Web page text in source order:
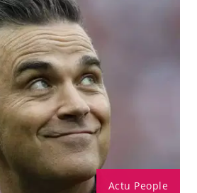
Actu People